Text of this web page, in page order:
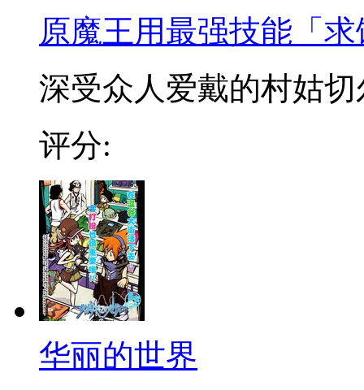
原魔王用最强技能「
深受众人爱戴的村姑
评分:
华丽的世界